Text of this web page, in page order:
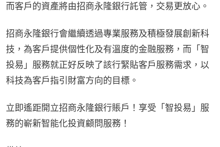
而客戶的資產將由招商永隆銀行託管，交易更放心。
招商永隆銀行會繼續透過專業服務及積極發展創新科
技，為客戶提供個性化及有溫度的金融服務，而「智
投易」服務就正好反映了該行緊貼客戶服務需求，以
科技為客戶指引財富方向的目標。
立即遙距開立招商永隆銀行賬戶！享受「智投易」服
務的嶄新智能化投資顧問服務！